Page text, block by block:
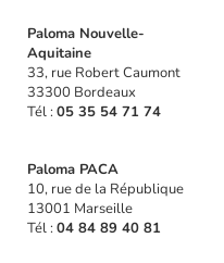
Paloma Nouvelle-
Aquitaine
33, rue Robert Caumont
33300 Bordeaux
Tél : 05 35 54 71 74
Paloma PACA
10, rue de la République
13001 Marseille
Tél : 04 84 89 40 81